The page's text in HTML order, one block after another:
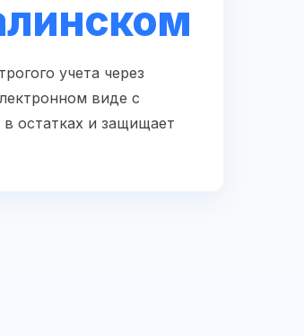
учета через
виде с
остатках и защищает